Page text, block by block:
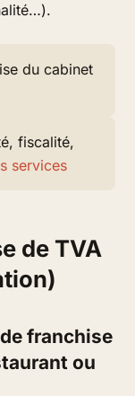
du cabinet
fiscalité,
services
de TVA
franchise
ou